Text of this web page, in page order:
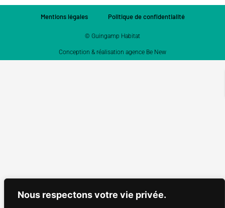
Nous respectons votre vie privée.
Mentions légales Politique de confidentialité
© Guingamp Habitat
Conception & réalisation agence Be New